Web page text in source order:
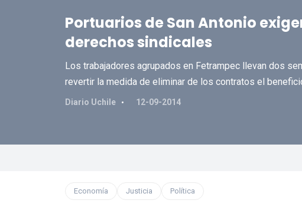
Portuarios de San Antonio
derechos sindicales
Los trabajadores agrupados en Fetrampec llevan dos
revertir la medida de eliminar de los contratos el
Diario Uchile 12-09-2014
Economía Justicia Política